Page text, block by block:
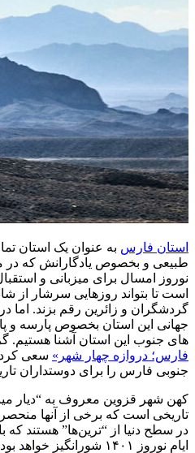
استان فارس به عنوان یک استان
طبیعی و بخصوص یادگارانش که در
نوروز امسال برای میزبانی و
است تا بتواند روزهایی سرشار از
گردشگران و زائرین رقم بزند. اما
جهانی این استان بخصوص پارسه و
های جنوب این استان آشنا هستیم.
فارس؛ دروازه چهار شهر» سعی
جنوبی فارس را برای دوستداران
کهن شهر قزوین معروف به “دیار
تاریخی است که برخی از آنها منحصر
در سطح دنیا از “ترین‌ها” هستند که
ایام نوروز ۱۴۰۱